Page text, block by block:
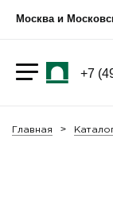
Москва и
+7
Главная